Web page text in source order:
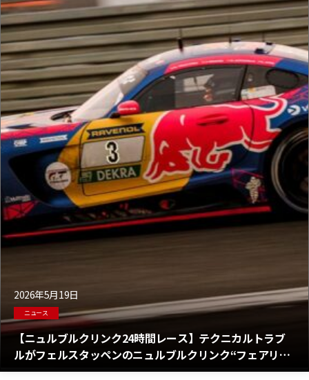
2026年5月19日
ニュース
【ニュルブルクリンク24時間レース】テクニカルトラブ
ルがフェルスタッペンのニュルブルクリンク“フェアリー
テイル”を打ち砕く